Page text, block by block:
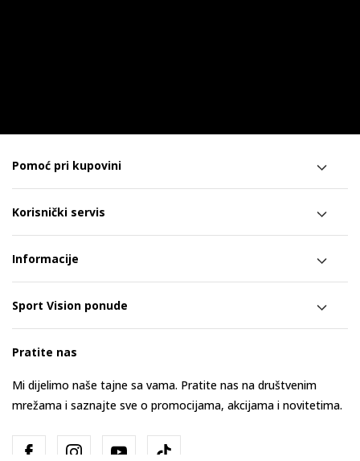
Pomoć pri kupovini
Korisnički servis
Informacije
Sport Vision ponude
Pratite nas
Mi dijelimo naše tajne sa vama. Pratite nas na društvenim
mrežama i saznajte sve o promocijama, akcijama i novitetima.